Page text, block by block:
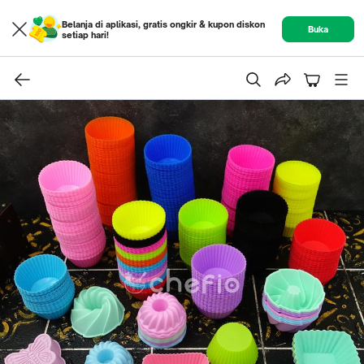
Belanja di aplikasi, gratis ongkir & kupon diskon
setiap hari!
Buka